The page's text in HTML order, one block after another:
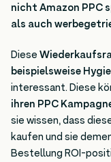
nicht Amazon PPC
als auch
Diese
beispielsweise
interessant. Diese
ihren PPC
sie wissen, dass
kaufen und sie
Bestellung ROI-